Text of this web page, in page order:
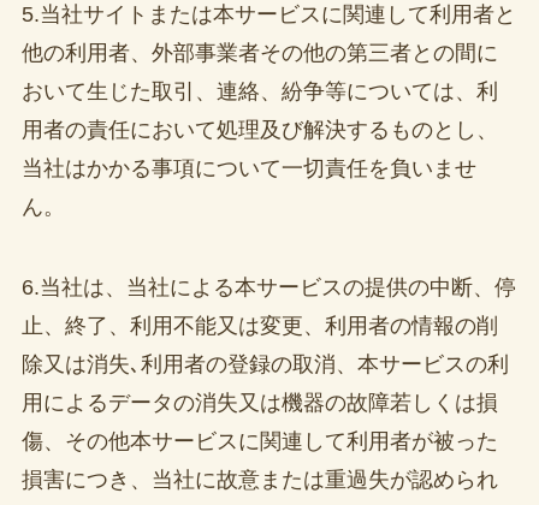
5.当社サイトまたは本サービスに関連して利用者と
他の利用者、外部事業者その他の第三者との間に
おいて生じた取引、連絡、紛争等については、利
用者の責任において処理及び解決するものとし、
当社はかかる事項について一切責任を負いませ
ん。
6.当社は、当社による本サービスの提供の中断、停
止、終了、利用不能又は変更、利用者の情報の削
除又は消失､利用者の登録の取消、本サービスの利
用によるデータの消失又は機器の故障若しくは損
傷、その他本サービスに関連して利用者が被った
損害につき、当社に故意または重過失が認められ